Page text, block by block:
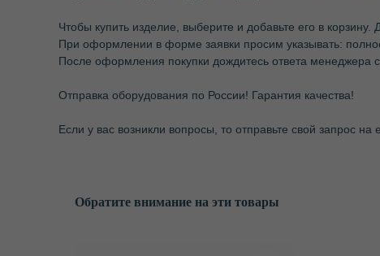
Чтобы купить изделие, выберите и добавьте его в
При оформлении в форме заявки просим указывать:
После оформления покупки дождитесь ответа менеджера
Отправка оборудования по России! Гарантия качества!
Если у вас возникли вопросы, то отправьте свой запрос на
Обратите внимание на эти товары